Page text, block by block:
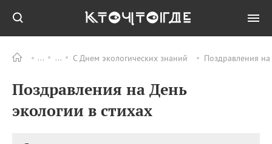
С Днем экологических знаний Поздравления
Поздравления на День
экологии в стихах
ПРАЗДНИКИ Все
09.08
День памяти жертв
атомной